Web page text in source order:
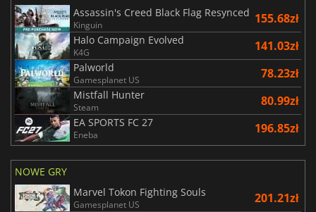
Assassin's Creed Black Flag Resynced
Kinguin 155.68zł
Halo Campaign Evolved
K4G 141.03zł
Palworld
Gamesplanet US 78.23zł
Mistfall Hunter
Steam 80.99zł
EA SPORTS FC 27
Eneba 196.85zł
NOWE GRY
Marvel Tokon Fighting Souls
Gamesplanet US 201.21zł